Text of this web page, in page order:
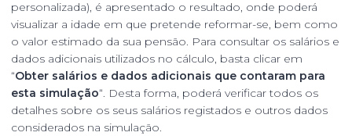
personalizada), é apresentado o resultado, onde poderá
visualizar a idade em que pretende reformar-se, bem como
o valor estimado da sua pensão. Para consultar os salários e
dados adicionais utilizados no cálculo, basta clicar em
“Obter salários e dados adicionais que contaram para
esta simulação“. Desta forma, poderá verificar todos os
detalhes sobre os seus salários registados e outros dados
considerados na simulação.